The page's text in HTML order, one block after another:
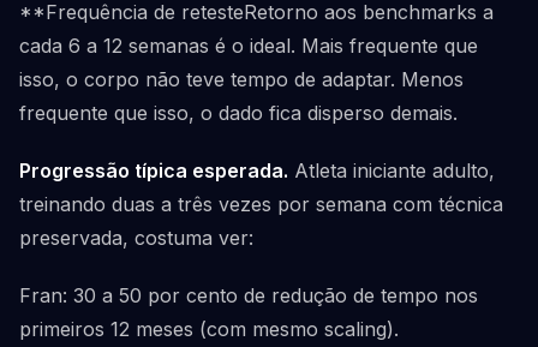
**Frequência de retesteRetorno aos benchmarks a
cada 6 a 12 semanas é o ideal. Mais frequente que
isso, o corpo não teve tempo de adaptar. Menos
frequente que isso, o dado fica disperso demais.
Progressão típica esperada. Atleta iniciante adulto,
treinando duas a três vezes por semana com técnica
preservada, costuma ver:
Fran: 30 a 50 por cento de redução de tempo nos
primeiros 12 meses (com mesmo scaling).